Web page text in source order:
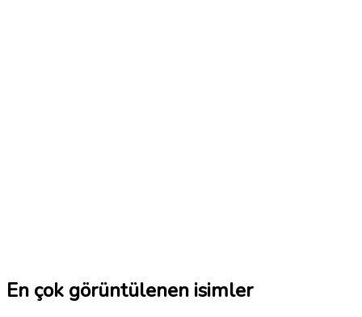
En çok görüntülenen isimler